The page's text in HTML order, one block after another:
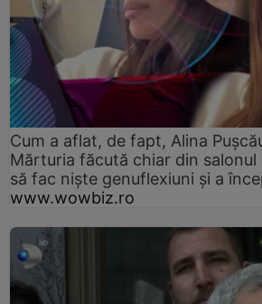
Cum a aflat, de fapt, Alina
Mărturia făcută chiar din
să fac niște genuflexiuni și a
www.wowbiz.ro